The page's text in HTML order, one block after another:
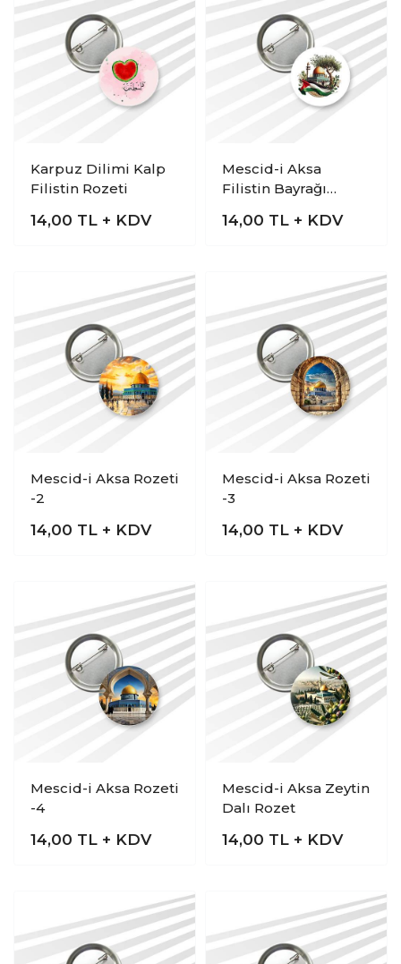
Karpuz Dilimi Kalp
Filistin Rozeti
14,00 TL + KDV
Mescid-i Aksa
Filistin Bayrağı
14,00 TL + KDV
Mescid-i Aksa Rozeti
-2
14,00 TL + KDV
Mescid-i Aksa Rozeti
-3
14,00 TL + KDV
Mescid-i Aksa Rozeti
-4
14,00 TL + KDV
Mescid-i Aksa Zeytin
Dalı Rozet
14,00 TL + KDV